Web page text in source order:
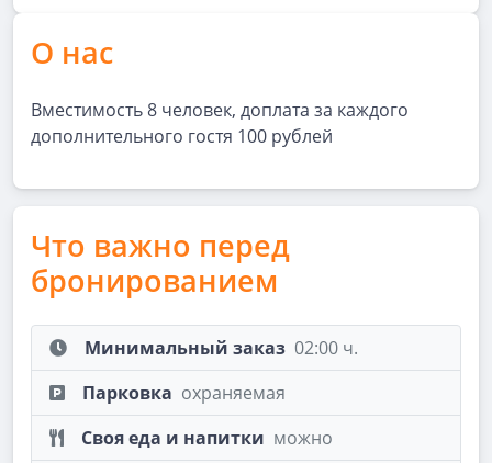
О нас
Вместимость 8 человек, доплата за каждого
дополнительного гостя 100 рублей
Что важно перед
бронированием
Минимальный заказ 02:00 ч.
Парковка охраняемая
Своя еда и напитки можно